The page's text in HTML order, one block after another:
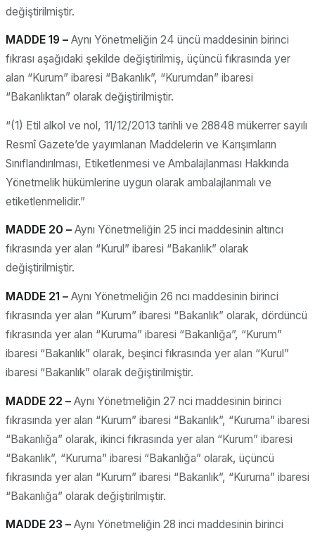
değiştirilmiştir.
MADDE 19 – Aynı Yönetmeliğin 24 üncü maddesinin birinci
fıkrası aşağıdaki şekilde değiştirilmiş, üçüncü fıkrasında yer
alan “Kurum” ibaresi “Bakanlık”, “Kurumdan” ibaresi
“Bakanlıktan” olarak değiştirilmiştir.
“(1) Etil alkol ve nol, 11/12/2013 tarihli ve 28848 mükerrer sayılı
Resmî Gazete’de yayımlanan Maddelerin ve Karışımların
Sınıflandırılması, Etiketlenmesi ve Ambalajlanması Hakkında
Yönetmelik hükümlerine uygun olarak ambalajlanmalı ve
etiketlenmelidir.”
MADDE 20 – Aynı Yönetmeliğin 25 inci maddesinin altıncı
fıkrasında yer alan “Kurul” ibaresi “Bakanlık” olarak
değiştirilmiştir.
MADDE 21 – Aynı Yönetmeliğin 26 ncı maddesinin birinci
fıkrasında yer alan “Kurum” ibaresi “Bakanlık” olarak, dördüncü
fıkrasında yer alan “Kuruma” ibaresi “Bakanlığa”, “Kurum”
ibaresi “Bakanlık” olarak, beşinci fıkrasında yer alan “Kurul”
ibaresi “Bakanlık” olarak değiştirilmiştir.
MADDE 22 – Aynı Yönetmeliğin 27 nci maddesinin birinci
fıkrasında yer alan “Kurum” ibaresi “Bakanlık”, “Kuruma” ibaresi
“Bakanlığa” olarak, ikinci fıkrasında yer alan “Kurum” ibaresi
“Bakanlık”, “Kuruma” ibaresi “Bakanlığa” olarak, üçüncü
fıkrasında yer alan “Kurum” ibaresi “Bakanlık”, “Kuruma” ibaresi
“Bakanlığa” olarak değiştirilmiştir.
MADDE 23 – Aynı Yönetmeliğin 28 inci maddesinin birinci